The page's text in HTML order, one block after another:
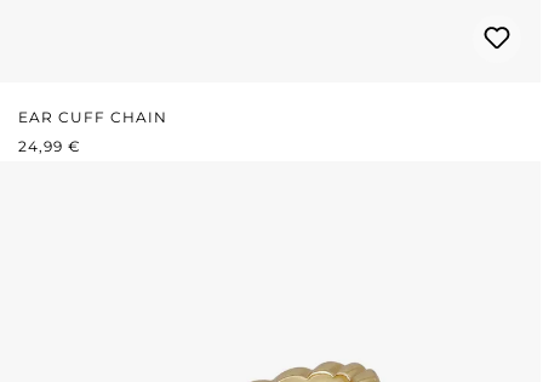
EAR CUFF CHAIN
REGULÄRER PREIS:
24,99 €